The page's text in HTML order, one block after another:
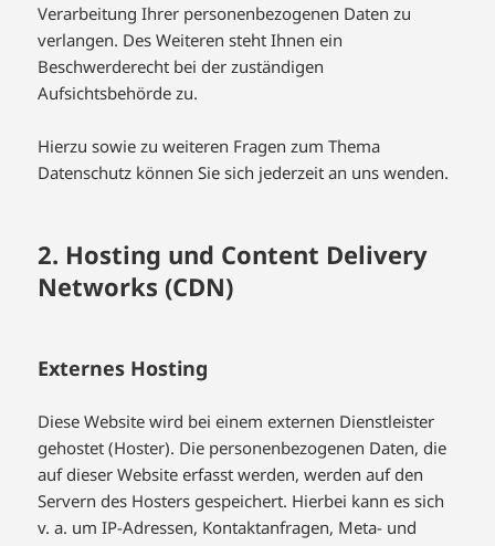
Verarbeitung Ihrer personenbezogenen Daten zu
verlangen. Des Weiteren steht Ihnen ein
Beschwerderecht bei der zuständigen
Aufsichtsbehörde zu.
Hierzu sowie zu weiteren Fragen zum Thema
Datenschutz können Sie sich jederzeit an uns wenden.
2. Hosting und Content Delivery
Networks (CDN)
Externes Hosting
Diese Website wird bei einem externen Dienstleister
gehostet (Hoster). Die personenbezogenen Daten, die
auf dieser Website erfasst werden, werden auf den
Servern des Hosters gespeichert. Hierbei kann es sich
v. a. um IP-Adressen, Kontaktanfragen, Meta- und